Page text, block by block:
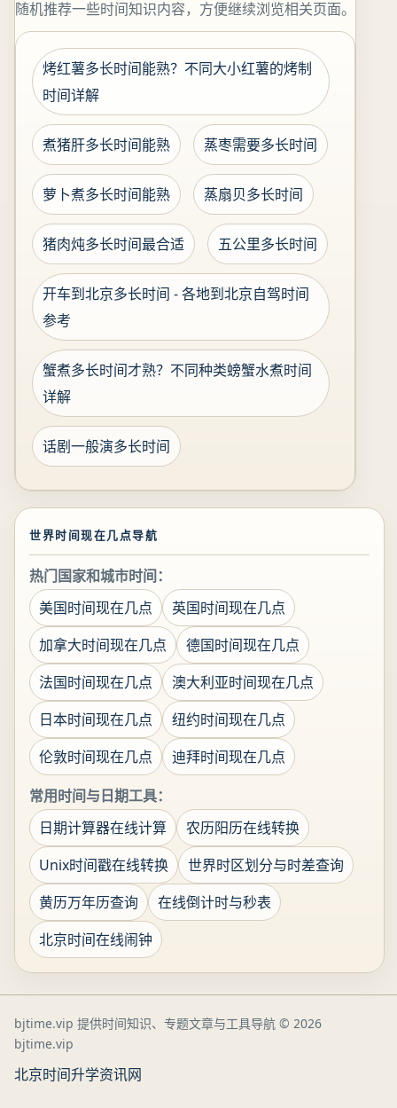
随机推荐一些时间知识内容，方便继续浏览相关页面。
烤红薯多长时间能熟？不同大小红薯的烤制
时间详解
煮猪肝多长时间能熟 蒸枣需要多长时间
萝卜煮多长时间能熟 蒸扇贝多长时间
猪肉炖多长时间最合适 五公里多长时间
开车到北京多长时间 - 各地到北京自驾时间
参考
蟹煮多长时间才熟？不同种类螃蟹水煮时间
详解
话剧一般演多长时间
世界时间现在几点导航
热门国家和城市时间：
美国时间现在几点
英国时间现在几点
加拿大时间现在几点
德国时间现在几点
法国时间现在几点
澳大利亚时间现在几点
日本时间现在几点
纽约时间现在几点
伦敦时间现在几点
迪拜时间现在几点
常用时间与日期工具：
日期计算器在线计算
农历阳历在线转换
Unix时间戳在线转换
世界时区划分与时差查询
黄历万年历查询
在线倒计时与秒表
北京时间在线闹钟
bjtime.vip 提供时间知识、专题文章与工具导航 © 2026
bjtime.vip
北京时间升学资讯网